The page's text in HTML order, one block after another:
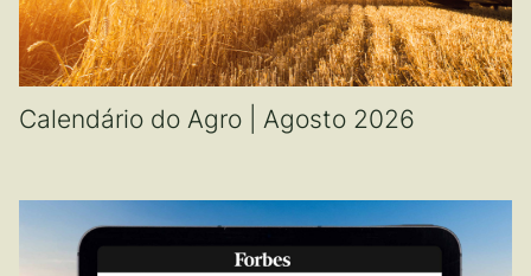
Calendário do Agro | Agosto 2026